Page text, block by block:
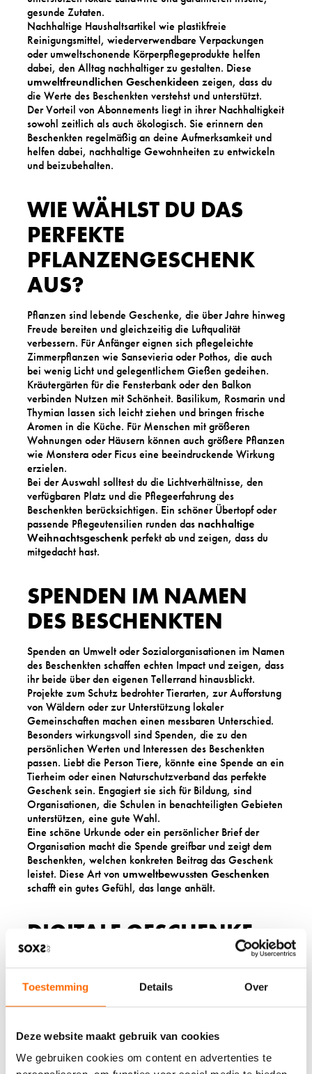
Toestemming Details Over
Deze website maakt gebruik van cookies
We gebruiken cookies om content en advertenties te
gesunde Zutaten.
Nachhaltige Haushaltsartikel wie plastikfreie
Reinigungsmittel, wiederverwendbare Verpackungen
oder umweltschonende Körperpflegeprodukte helfen
dabei, den Alltag nachhaltiger zu gestalten. Diese
umweltfreundlichen Geschenkideen zeigen, dass du
die Werte des Beschenkten verstehst und unterstützt.
Der Vorteil von Abonnements liegt in ihrer Nachhaltigkeit
sowohl zeitlich als auch ökologisch. Sie erinnern den
Beschenkten regelmäßig an deine Aufmerksamkeit und
helfen dabei, nachhaltige Gewohnheiten zu entwickeln
und beizubehalten.
WIE WÄHLST DU DAS
PERFEKTE
PFLANZENGESCHENK
AUS?
Pflanzen sind lebende Geschenke, die über Jahre hinweg
Freude bereiten und gleichzeitig die Luftqualität
verbessern. Für Anfänger eignen sich pflegeleichte
Zimmerpflanzen wie Sansevieria oder Pothos, die auch
bei wenig Licht und gelegentlichem Gießen gedeihen.
Kräutergärten für die Fensterbank oder den Balkon
verbinden Nutzen mit Schönheit. Basilikum, Rosmarin und
Thymian lassen sich leicht ziehen und bringen frische
Aromen in die Küche. Für Menschen mit größeren
Wohnungen oder Häusern können auch größere Pflanzen
wie Monstera oder Ficus eine beeindruckende Wirkung
erzielen.
Bei der Auswahl solltest du die Lichtverhältnisse, den
verfügbaren Platz und die Pflegeerfahrung des
Beschenkten berücksichtigen. Ein schöner Übertopf oder
passende Pflegeutensilien runden das nachhaltige
Weihnachtsgeschenk perfekt ab und zeigen, dass du
mitgedacht hast.
SPENDEN IM NAMEN
DES BESCHENKTEN
Spenden an Umwelt oder Sozialorganisationen im Namen
des Beschenkten schaffen echten Impact und zeigen, dass
ihr beide über den eigenen Tellerrand hinausblickt.
Projekte zum Schutz bedrohter Tierarten, zur Aufforstung
von Wäldern oder zur Unterstützung lokaler
Gemeinschaften machen einen messbaren Unterschied.
Besonders wirkungsvoll sind Spenden, die zu den
persönlichen Werten und Interessen des Beschenkten
passen. Liebt die Person Tiere, könnte eine Spende an ein
Tierheim oder einen Naturschutzverband das perfekte
Geschenk sein. Engagiert sie sich für Bildung, sind
Organisationen, die Schulen in benachteiligten Gebieten
unterstützen, eine gute Wahl.
Eine schöne Urkunde oder ein persönlicher Brief der
Organisation macht die Spende greifbar und zeigt dem
Beschenkten, welchen konkreten Beitrag das Geschenk
leistet. Diese Art von umweltbewussten Geschenken
schafft ein gutes Gefühl, das lange anhält.
DIGITALE GESCHENKE
FÜR BEWUSSTE
MENSCHEN
für die persönliche Entwicklung. Plattformen für Sprachen,
kreative Fähigkeiten oder berufliche Weiterbildung
ermöglichen es dem Beschenkten, neue Kompetenzen zu